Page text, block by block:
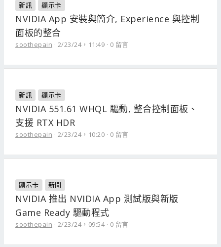
新訊 顯示卡
NVIDIA App 安裝與簡介, Experience 與控制
面板的整合
soothepain 2/23/24，11:49 0 留言
新訊 顯示卡
NVIDIA 551.61 WHQL 驅動, 整合控制面板、
支援 RTX HDR
soothepain 2/23/24，10:20 0 留言
顯示卡 新聞
NVIDIA 推出 NVIDIA App 測試版與新版
Game Ready 驅動程式
soothepain 2/23/24，09:54 0 留言